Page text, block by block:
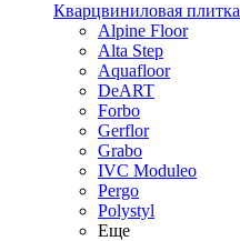
Кварцвиниловая плитка
Alpine Floor
Alta Step
Aquafloor
DeART
Forbo
Gerflor
Grabo
IVC Moduleo
Pergo
Polystyl
Еще